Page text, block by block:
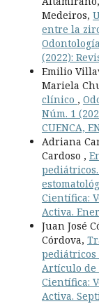
Medeiros,
entre la
(2022):
Emilio
Mariela
clínico ,
Núm. 1
CUENCA,
Adriana
Cardoso ,
Científica:
Activa.
Juan José
Córdova,
pediátricos
Artículo de
Científica:
Activa.